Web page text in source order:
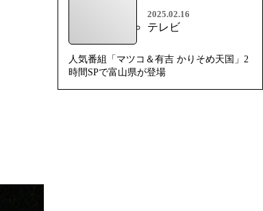
2025.02.16
テレビ
人気番組「マツコ＆有吉 かりそめ天国」2
時間SPで富山県が登場